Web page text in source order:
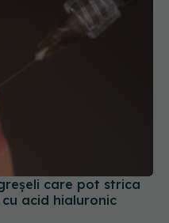
care pot strica
acid hialuronic